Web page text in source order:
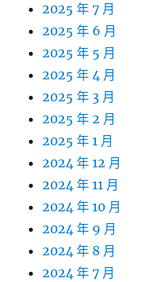
2025 年 7 月
2025 年 6 月
2025 年 5 月
2025 年 4 月
2025 年 3 月
2025 年 2 月
2025 年 1 月
2024 年 12 月
2024 年 11 月
2024 年 10 月
2024 年 9 月
2024 年 8 月
2024 年 7 月